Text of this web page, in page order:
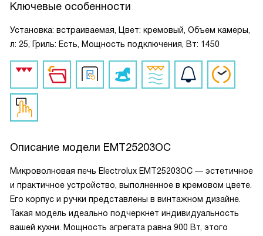
Ключевые особенности
Установка: встраиваемая, Цвет: кремовый, Объем камеры,
л: 25, Гриль: Есть, Мощность подключения, Вт: 1450
Описание модели EMT25203OC
Микроволновая печь Electrolux EMT25203OC — эстетичное
и практичное устройство, выполненное в кремовом цвете.
Его корпус и ручки представлены в винтажном дизайне.
Такая модель идеально подчеркнет индивидуальность
вашей кухни. Мощность агрегата равна 900 Вт, этого